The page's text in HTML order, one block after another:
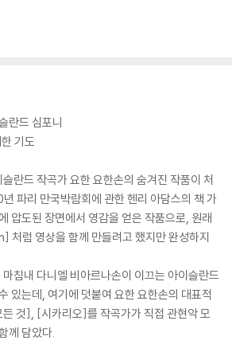
란드 심포니
기도
란드 작곡가 요한 요한손의 숨겨진 작품이 처
파리 만국박람회에 관한 헨리 아담스의 책 가
압도된 장면에서 영감을 얻은 작품으로, 원래
럼 영상을 함께 만들려고 했지만 완성하지
침내 다니엘 비아르나손이 이끄는 아이슬란드
있는데, 여기에 덧붙여 요한 요한손의 대표적
것], [시카리오]를 작곡가가 직접 관현악 모
께 담았다.